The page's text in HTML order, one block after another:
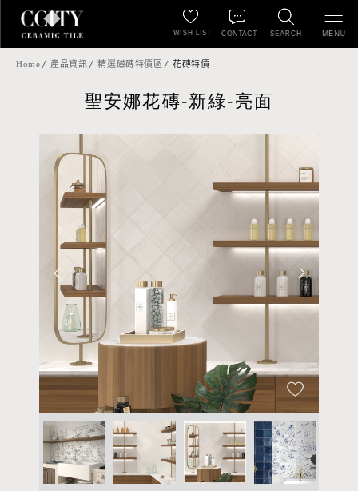
SEARCH
WISH LIST CONTACT MENU
Home 產品資訊 精選磁磚特價區 花磚特價
聖安娜花磚-新綠-亮面